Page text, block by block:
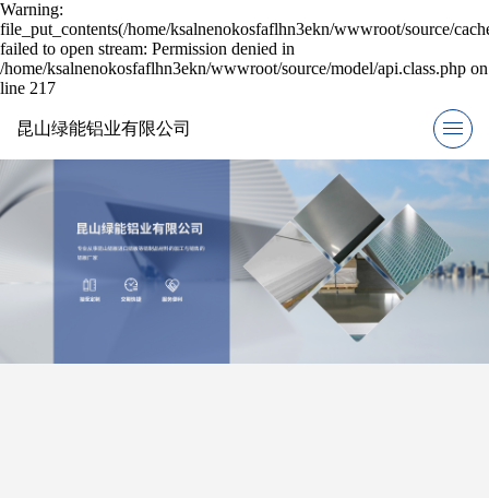
Warning:
file_put_contents(/home/ksalnenokosfaflhn3ekn/wwwroot/source/
failed to open stream: Permission denied in
/home/ksalnenokosfaflhn3ekn/wwwroot/source/model/api.class.php on
line 217
昆山绿能铝业有限公司